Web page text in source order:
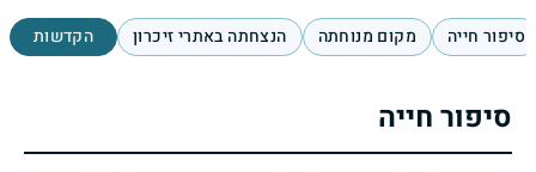
סיפור חייה מקום מנוחתה הנצחתה באתרי זיכרון הקדשות
סיפור חייה